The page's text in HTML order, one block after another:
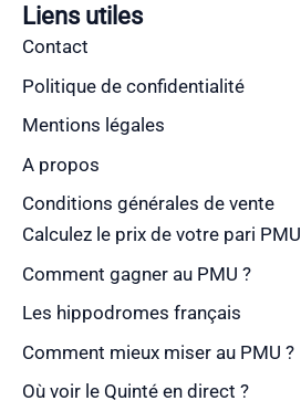
Liens utiles
Contact
Politique de confidentialité
Mentions légales
A propos
Conditions générales de vente
Calculez le prix de votre pari PMU
Comment gagner au PMU ?
Les hippodromes français
Comment mieux miser au PMU ?
Où voir le Quinté en direct ?